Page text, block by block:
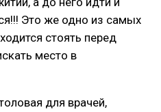
Это же одно из самых
стоять перед
место в
для врачей,